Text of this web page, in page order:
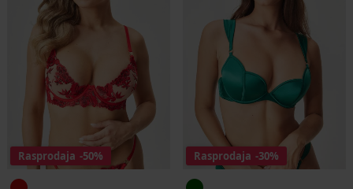
Rasprodaja -50% Rasprodaja -30%